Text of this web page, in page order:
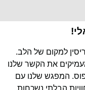
למקום של הלב.
את הקשר שלנו
המפגש שלנו עם